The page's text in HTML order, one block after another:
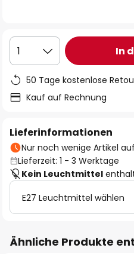
1 In
50 Tage kostenlose
Kauf auf Rechnung
Lieferinformationen
Nur noch wenige Artikel
Lieferzeit: 1 - 3 Werktage
Kein Leuchtmittel
E27 Leuchtmittel wählen
Ähnliche Produkte